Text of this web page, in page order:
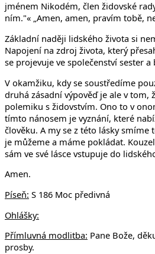
jménem Nikodém, člen židovské
ním."« „Amen, amen, pravím tobě,
Základní naději lidského života si
Napojení na zdroj života, který
se projevuje ve společenství sester
V okamžiku, kdy se soustředíme
druhá zásadní výpověď je ale v tom,
polemiku s židovstvím. Ono to v
tímto nánosem je vyznání, které
člověku. A my se z této lásky
je můžeme a máme pokládat.
sám ve své lásce vstupuje do
Amen.
Píseň: S 186 Moc předivná
Ohlášky:
Přímluvná modlitba: Pane Bože,
prosby.